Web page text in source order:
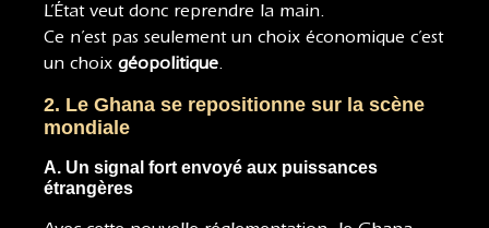
L’État veut donc reprendre la main.
Ce n’est pas seulement un choix économique c’est
un choix géopolitique.
2. Le Ghana se repositionne sur la scène
mondiale
A. Un signal fort envoyé aux puissances
étrangères